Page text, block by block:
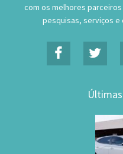
com os melhores
pesquisas, serviços